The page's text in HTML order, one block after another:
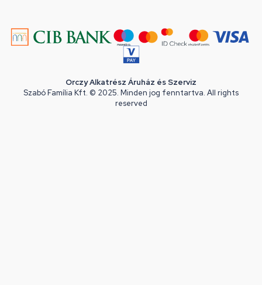
Orczy Alkatrész Áruház és Szerviz
Szabó Família Kft. © 2025. Minden jog fenntartva. All rights
reserved